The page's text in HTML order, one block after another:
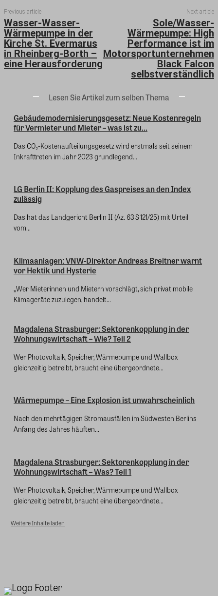
Previous article
Wasser-Wasser-
Wärmepumpe in der
Kirche St. Evermarus
in Rheinberg-Borth –
eine Herausforderung
Next article
Sole/Wasser-
Wärmepumpe: High
Performance ist im
Motorsportunternehmen
Black Falcon
selbstverständlich
Lesen Sie Artikel zum selben Thema
Gebäudemodernisierungsgesetz: Neue Kostenregeln
für Vermieter und Mieter – was ist zu...
Das CO₂-Kostenaufteilungsgesetz wird erstmals seit seinem
Inkrafttreten im Jahr 2023 grundlegend...
LG Berlin II: Kopplung des Gaspreises an den Index
zulässig
Das hat das Landgericht Berlin II (Az. 63 S 121/25) mit Urteil
vom...
Klimaanlagen: VNW-Direktor Andreas Breitner warnt
vor Hektik und Hysterie
„Wer Mieterinnen und Mietern vorschlägt, sich privat mobile
Klimageräte zuzulegen, handelt...
Magdalena Strasburger: Sektorenkopplung in der
Wohnungswirtschaft – Wie? Teil 2
Wer Photovoltaik, Speicher, Wärmepumpe und Wallbox
gleichzeitig betreibt, braucht eine übergeordnete...
Wärmepumpe – Eine Explosion ist unwahrscheinlich
Nach den mehrtägigen Stromausfällen im Südwesten Berlins
Anfang des Jahres häuften...
Magdalena Strasburger: Sektorenkopplung in der
Wohnungswirtschaft – Was? Teil 1
Wer Photovoltaik, Speicher, Wärmepumpe und Wallbox
gleichzeitig betreibt, braucht eine übergeordnete...
Weitere Inhalte laden